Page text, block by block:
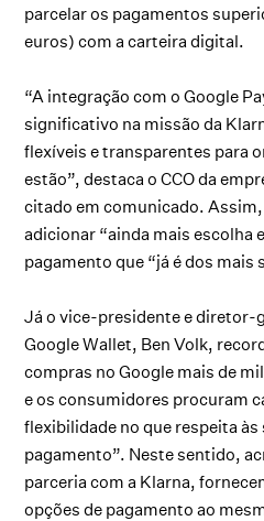
parcelar os pagamentos
euros) com a carteira digital.
“A integração com o Google
significativo na missão da
flexíveis e transparentes para
estão”, destaca o CCO da
citado em comunicado.
adicionar “ainda mais escolha
pagamento que “já é dos mais
Já o vice-presidente e diretor-
Google Wallet, Ben Volk,
compras no Google mais de
e os consumidores procuram
flexibilidade no que respeita às
pagamento”. Neste sentido,
parceria com a Klarna,
opções de pagamento ao